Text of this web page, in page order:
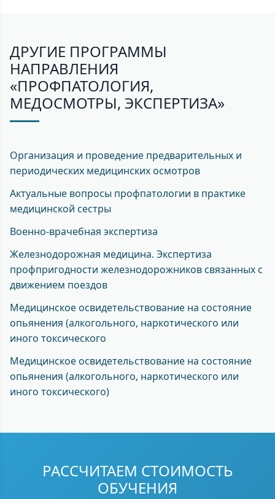
ДРУГИЕ ПРОГРАММЫ
НАПРАВЛЕНИЯ
«ПРОФПАТОЛОГИЯ,
МЕДОСМОТРЫ, ЭКСПЕРТИЗА»
Организация и проведение предварительных и
периодических медицинских осмотров
Актуальные вопросы профпатологии в практике
медицинской сестры
Военно-врачебная экспертиза
Железнодорожная медицина. Экспертиза
профпригодности железнодорожников связанных с
движением поездов
Медицинское освидетельствование на состояние
опьянения (алкогольного, наркотического или
иного токсического
Медицинское освидетельствование на состояние
опьянения (алкогольного, наркотического или
иного токсического)
РАССЧИТАЕМ СТОИМОСТЬ
ОБУЧЕНИЯ